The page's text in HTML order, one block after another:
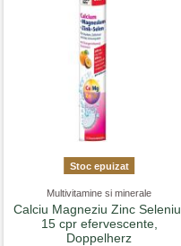
Stoc epuizat
Multivitamine si minerale
Calciu Magneziu Zinc Seleniu,
15 cpr efervescente,
Doppelherz